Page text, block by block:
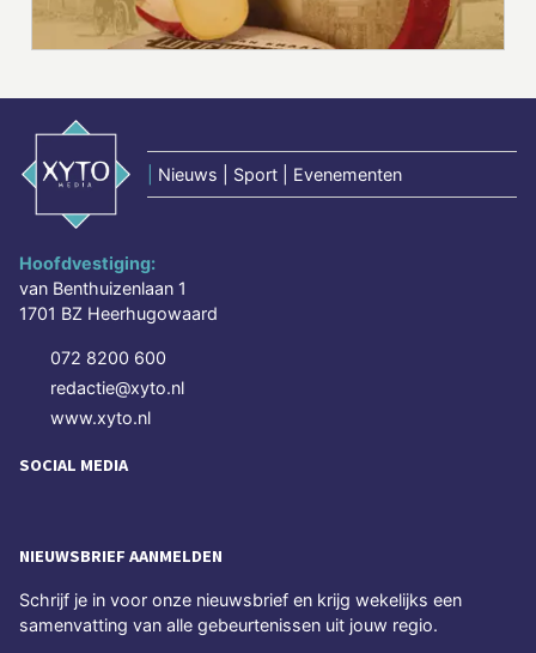
Nieuws | Sport | Evenementen
Hoofdvestiging:
van Benthuizenlaan 1
1701 BZ Heerhugowaard
072 8200 600
redactie@xyto.nl
www.xyto.nl
SOCIAL MEDIA
NIEUWSBRIEF AANMELDEN
Schrijf je in voor onze nieuwsbrief en krijg wekelijks een
samenvatting van alle gebeurtenissen uit jouw regio.